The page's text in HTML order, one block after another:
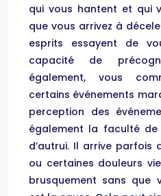
qui vous hantent et qui
que vous arrivez à
esprits essayent de
capacité de
également, vous
certains événements
perception des
également la faculté de
d’autrui. Il arrive parfois
ou certaines douleurs
brusquement sans que